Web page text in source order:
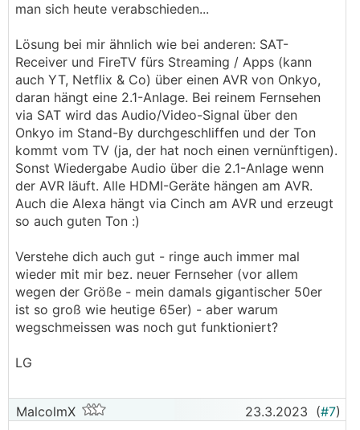
man sich heute verabschieden...
Lösung bei mir ähnlich wie bei anderen: SAT-
Receiver und FireTV fürs Streaming / Apps (kann
auch YT, Netflix & Co) über einen AVR von Onkyo,
daran hängt eine 2.1-Anlage. Bei reinem Fernsehen
via SAT wird das Audio/Video-Signal über den
Onkyo im Stand-By durchgeschliffen und der Ton
kommt vom TV (ja, der hat noch einen vernünftigen).
Sonst Wiedergabe Audio über die 2.1-Anlage wenn
der AVR läuft. Alle HDMI-Geräte hängen am AVR.
Auch die Alexa hängt via Cinch am AVR und erzeugt
so auch guten Ton :)
Verstehe dich auch gut - ringe auch immer mal
wieder mit mir bez. neuer Fernseher (vor allem
wegen der Größe - mein damals gigantischer 50er
ist so groß wie heutige 65er) - aber warum
wegschmeissen was noch gut funktioniert?
LG
MalcolmX 23.3.2023 (#7)